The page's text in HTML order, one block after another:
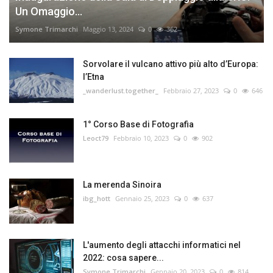
Un Omaggio...
Symone Trimarchi Maggio 13, 2024 0 362
Sorvolare il vulcano attivo più alto d’Europa:
l’Etna
_wanderlust.together_ Febbraio 27, 2023 0 646
1° Corso Base di Fotografia
Leoct79 Febbraio 10, 2023 0 902
La merenda Sinoira
ibg_hott Gennaio 25, 2023 0 637
L'aumento degli attacchi informatici nel
2022: cosa sapere...